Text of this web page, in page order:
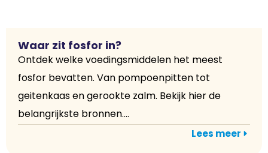
Waar zit fosfor in?
Ontdek welke voedingsmiddelen het meest
fosfor bevatten. Van pompoenpitten tot
geitenkaas en gerookte zalm. Bekijk hier de
belangrijkste bronnen....
Lees meer